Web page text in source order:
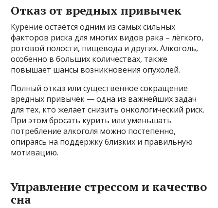
Отказ от вредных привычек
Курение остаётся одним из самых сильных
факторов риска для многих видов рака – лёгкого,
ротовой полости, пищевода и других. Алкоголь,
особенно в больших количествах, также
повышает шансы возникновения опухолей.
Полный отказ или существенное сокращение
вредных привычек — одна из важнейших задач
для тех, кто желает снизить онкологический риск.
При этом бросать курить или уменьшать
потребление алкоголя можно постепенно,
опираясь на поддержку близких и правильную
мотивацию.
Управление стрессом и качество
сна